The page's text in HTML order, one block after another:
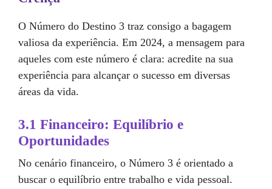
O Número do Destino 3 traz consigo a bagagem
valiosa da experiência. Em 2024, a mensagem para
aqueles com este número é clara: acredite na sua
experiência para alcançar o sucesso em diversas
áreas da vida.
3.1 Financeiro: Equilíbrio e
Oportunidades
No cenário financeiro, o Número 3 é orientado a
buscar o equilíbrio entre trabalho e vida pessoal.